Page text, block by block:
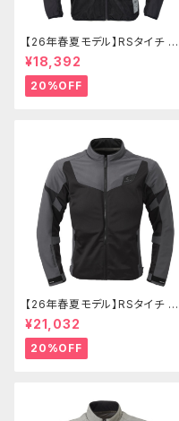
【26年春夏モデル】RSタイチ RS
J334 エアーフリップパーカ
¥18,392
20%OFF
【26年春夏モデル】RSタイチ RS
J342 クイックドライレーサージ
ャケット
¥21,032
20%OFF